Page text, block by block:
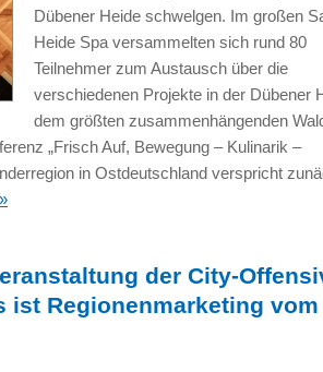
Dübener Heide schwelgen. Im großen
Heide Spa versammelten sich rund 80
Teilnehmer zum Austausch über die
verschiedenen Projekte in der Dübener
dem größten zusammenhängenden
„Frisch Auf, Bewegung – Kulinarik –
in Ostdeutschland verspricht
der City-
ist Regionenmarketing vom